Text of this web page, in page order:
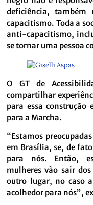
deficiência, também
capacitismo. Toda a
anti-capacitismo,
se tornar uma pessoa
O GT de
compartilhar
para essa construção
para a Marcha.
“Estamos
em Brasília, se, de
para nós. Então,
mulheres vão sair
outro lugar, no caso
acolhedor para nós”,